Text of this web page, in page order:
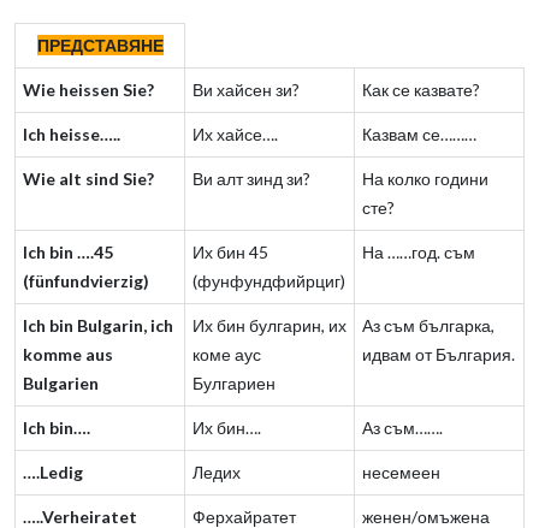
ПРЕДСТАВЯНЕ
Wie heissen Sie? Ви хайсен зи? Как се казвате?
Ich heisse….. Их хайсе…. Казвам се………
Wie alt sind Sie? Ви алт зинд зи?
На колко години
сте?
Ich bin ….45
(fünfundvierzig)
Их бин 45
(фунфундфийрциг)
На ……год. съм
Ich bin Bulgarin, ich
komme aus
Bulgarien
Их бин булгарин, их
коме аус
Булгариен
Аз съм българка,
идвам от България.
Ich bin…. Их бин…. Аз съм…….
….Ledig Ледих несемеен
…..Verheiratet Ферхайратет женен/омъжена